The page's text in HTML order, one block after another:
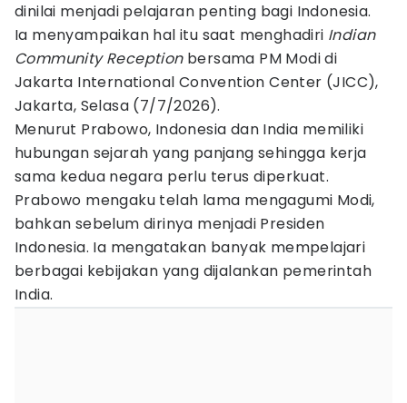
dinilai menjadi pelajaran penting bagi Indonesia.
Ia menyampaikan hal itu saat menghadiri Indian
Community Receptionbersama PM Modi di
Jakarta International Convention Center (JICC),
Jakarta, Selasa (7/7/2026).
Menurut Prabowo, Indonesia dan India memiliki
hubungan sejarah yang panjang sehingga kerja
sama kedua negara perlu terus diperkuat.
Prabowo mengaku telah lama mengagumi Modi,
bahkan sebelum dirinya menjadi Presiden
Indonesia. Ia mengatakan banyak mempelajari
berbagai kebijakan yang dijalankan pemerintah
India.